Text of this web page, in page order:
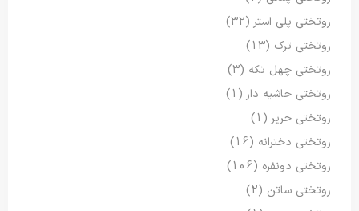
روتختی پلی استر (32)
روتختی ترک (13)
روتختی چهل تکه (3)
روتختی حاشیه دار (1)
روتختی حریر (1)
روتختی دخترانه (16)
روتختی دونفره (106)
روتختی ساتن (2)